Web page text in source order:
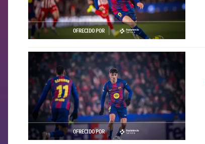
OFRECIDO POR
asistencia
FCB Barcelona badge
OFRECIDO POR
asistencia